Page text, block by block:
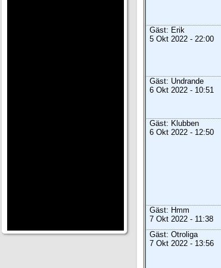
Gäst: Erik
5 Okt 2022 - 22:00
Gäst: Undrande
6 Okt 2022 - 10:51
Gäst: Klubben
6 Okt 2022 - 12:50
Gäst: Hmm
7 Okt 2022 - 11:38
Gäst: Otroliga
7 Okt 2022 - 13:56